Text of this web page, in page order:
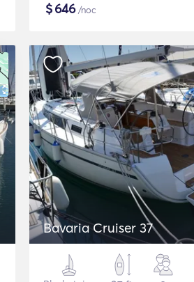
$646/noc
Bavaria Cruiser 37